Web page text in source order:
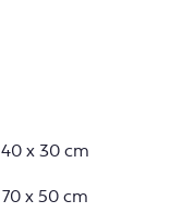
40 x 30 cm
70 x 50 cm